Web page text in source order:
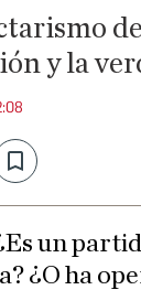
y la
Save
un
¿O ha